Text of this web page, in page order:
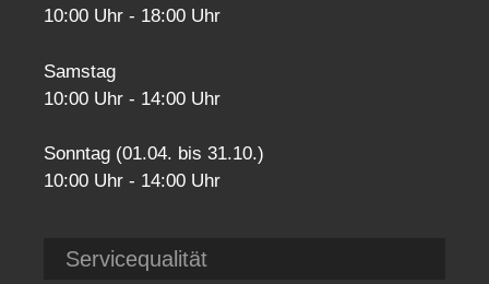
10:00 Uhr - 18:00 Uhr
Samstag
10:00 Uhr - 14:00 Uhr
Sonntag (01.04. bis 31.10.)
10:00 Uhr - 14:00 Uhr
Servicequalität